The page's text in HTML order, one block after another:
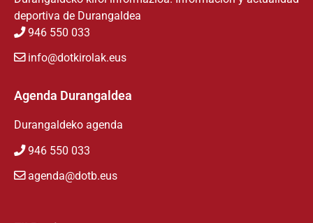
deportiva de Durangaldea
946 550 033
info@dotkirolak.eus
Agenda Durangaldea
Durangaldeko agenda
946 550 033
agenda@dotb.eus